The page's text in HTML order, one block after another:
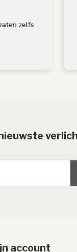
Ik ben erg
Het licht
account